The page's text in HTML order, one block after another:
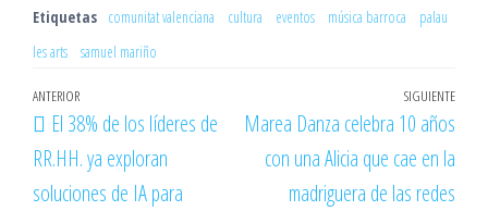
Etiquetas comunitat valenciana cultura eventos música barroca
palau
les arts
samuel mariño
Navegación
de
entradas
Entrada
anterior
ANTERIOR
El 38% de los líderes de
RR.HH. ya exploran
soluciones de IA para
SIGUIENTE
Marea Danza celebra 10 años
con una Alicia que cae en la
madriguera de las redes